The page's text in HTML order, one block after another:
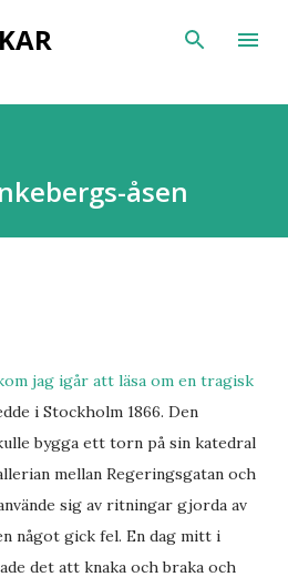
huvudinnehåll
åsen
jag igår att läsa om en tragisk
i Stockholm 1866. Den
bygga ett torn på sin katedral
mellan Regeringsgatan och
sig av ritningar gjorda av
något gick fel. En dag mitt i
det att knaka och braka och